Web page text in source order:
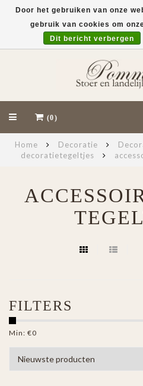
(0)
Home Decoratie
decoratietegeltjes
FILTERS
Min: €0
Door het gebruiken van onze
gebruik van cookies om
Dit bericht verbergen